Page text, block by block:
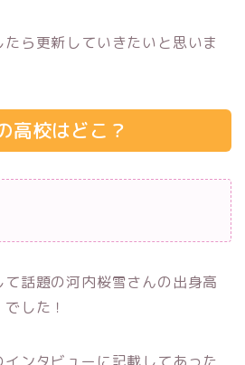
ら更新していきたいと思いま
高校はどこ？
話題の河内桜雪さんの出身高
した！